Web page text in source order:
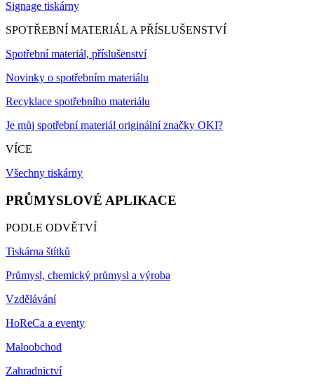
Signage tiskárny
SPOTŘEBNÍ MATERIÁL A PŘÍSLUŠENSTVÍ
Spotřební materiál, příslušenství
Novinky o spotřebním materiálu
Recyklace spotřebního materiálu
Je můj spotřební materiál originální značky OKI?
VÍCE
Všechny tiskárny
PRŮMYSLOVÉ APLIKACE
PODLE ODVĚTVÍ
Tiskárna štítků
Průmysl, chemický průmysl a výroba
Vzdělávání
HoReCa a eventy
Maloobchod
Zahradnictví